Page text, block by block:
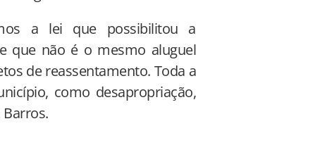
a lei que possibilitou a
que não é o mesmo aluguel
de reassentamento. Toda a
como desapropriação,